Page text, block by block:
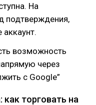
На
подтверждения,
возможность
через
с Google”
торговать на